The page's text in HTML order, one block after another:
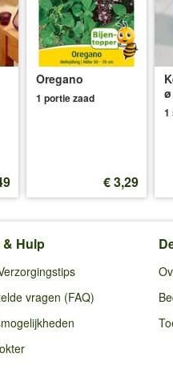
Oregano
1 portie zaad
€ 3,29
ø
1
Hulp
vragen (FAQ)